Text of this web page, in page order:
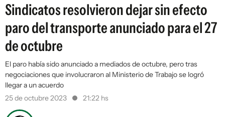
Sindicatos resolvieron dejar sin efecto
paro del transporte anunciado para el 27
de octubre
El paro había sido anunciado a mediados de octubre, pero tras
negociaciones que involucraron al Ministerio de Trabajo se logró
llegar a un acuerdo
25 de octubre 2023
21:22 hs